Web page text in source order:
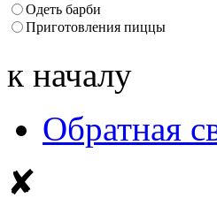
Одеть барби
Приготовления пиццы
к началу
Обратная
✘